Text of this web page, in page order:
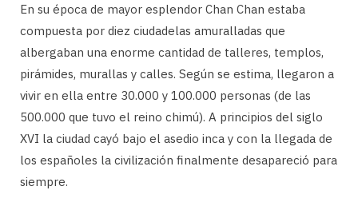
En su época de mayor esplendor Chan Chan estaba
compuesta por diez ciudadelas amuralladas que
albergaban una enorme cantidad de talleres, templos,
pirámides, murallas y calles. Según se estima, llegaron a
vivir en ella entre 30.000 y 100.000 personas (de las
500.000 que tuvo el reino chimú). A principios del siglo
XVI la ciudad cayó bajo el asedio inca y con la llegada de
los españoles la civilización finalmente desapareció para
siempre.